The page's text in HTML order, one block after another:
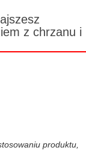
z chrzanu i
produktu,